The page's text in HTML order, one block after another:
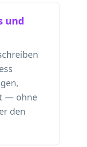
und
— ohne
den